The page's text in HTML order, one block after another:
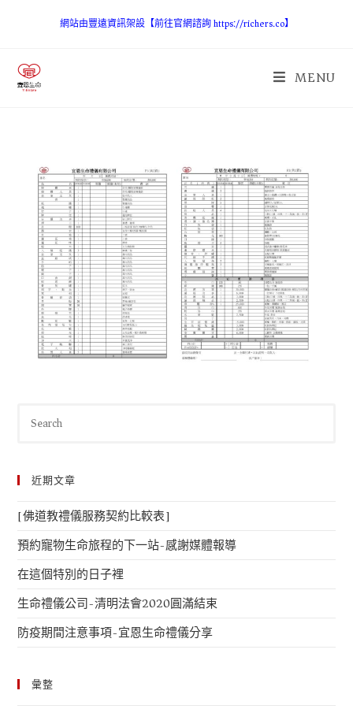
網站由豐遠資訊架設【前往官網諮詢 https://richers.co】
MENU
近期文章
[佛道教禮儀服務契約比較表]
預約寵物生命旅程的下一站-感謝媒體報導
在這個特別的日子裡
生命禮儀公司-清明法會2020圓滿結束
防疫期間注意事項-宜恩生命禮儀分享
彙整